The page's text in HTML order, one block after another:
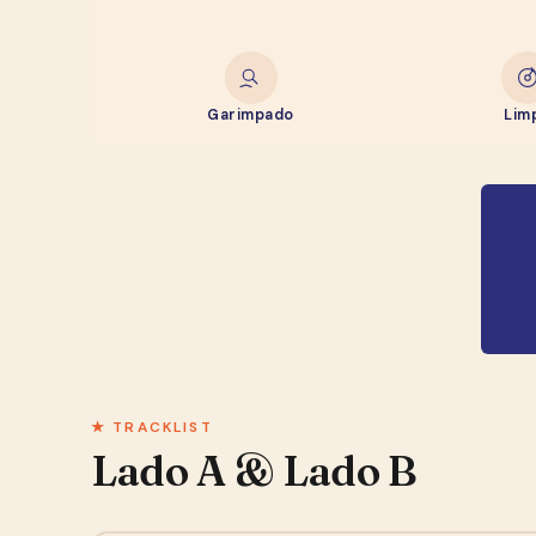
Garimpado
★ TRACKLIST
Lado A & Lado B